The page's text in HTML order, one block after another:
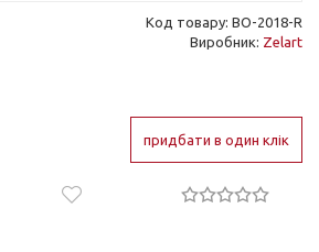
Код товару: BO-2018-R
Виробник: Zelart
придбати в один клік